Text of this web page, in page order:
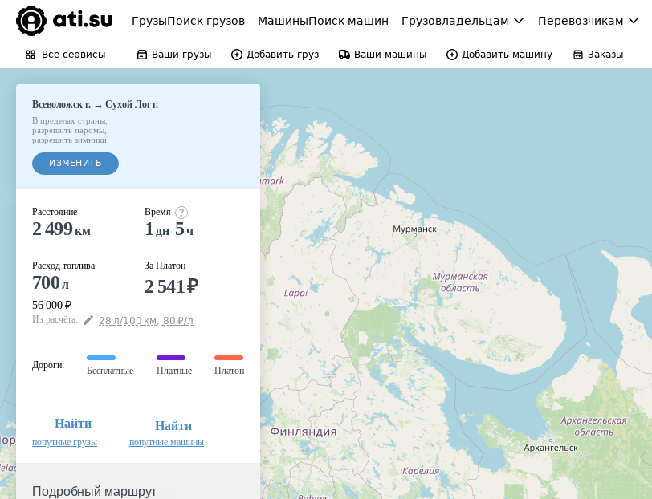
ГрузыПоиск грузов МашиныПоиск машин Грузовладельцам Перевозчикам
Все сервисы Ваши грузы Добавить груз Ваши машины Добавить машину Заказы
Всеволожск г.→Сухой Лог г.
В пределах страны
разрешить паромы
разрешить зимники
ИЗМЕНИТЬ
Расстояние
2 499км
Расход топлива
700л
56 000 ₽
Время
1 дн 5 ч
За Платон
2 541₽
Из расчёта: 28 л/100 км, 80 ₽/л
Дороги:
Бесплатные Платные Платон
Найти
попутные грузы
Найти
попутные машины
Подробный маршрут